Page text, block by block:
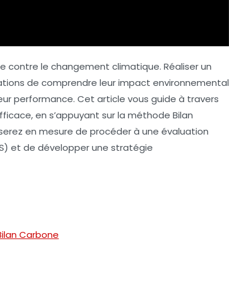
contre le changement climatique. Réaliser un
de comprendre leur impact environnemental
performance. Cet article vous guide à travers
en s’appuyant sur la méthode Bilan
en mesure de procéder à une évaluation
et de développer une stratégie
Carbone